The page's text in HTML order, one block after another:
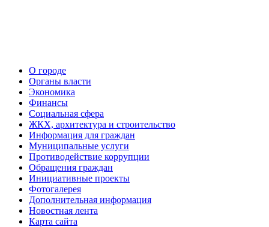
О городе
Органы власти
Экономика
Финансы
Социальная сфера
ЖКХ, архитектура и строительство
Информация для граждан
Муниципальные услуги
Противодействие коррупции
Обращения граждан
Инициативные проекты
Фотогалерея
Дополнительная информация
Новостная лента
Карта сайта